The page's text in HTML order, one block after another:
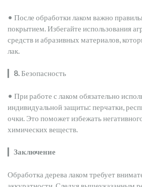
• После обработки лаком важно
покрытием. Избегайте использования
средств и абразивных материалов,
лак.
8.Безопасность
• При работе с лаком обязательно
индивидуальной защиты: перчатки,
очки. Это поможет избежать
химических веществ.
Заключение
Обработка дерева лаком требует